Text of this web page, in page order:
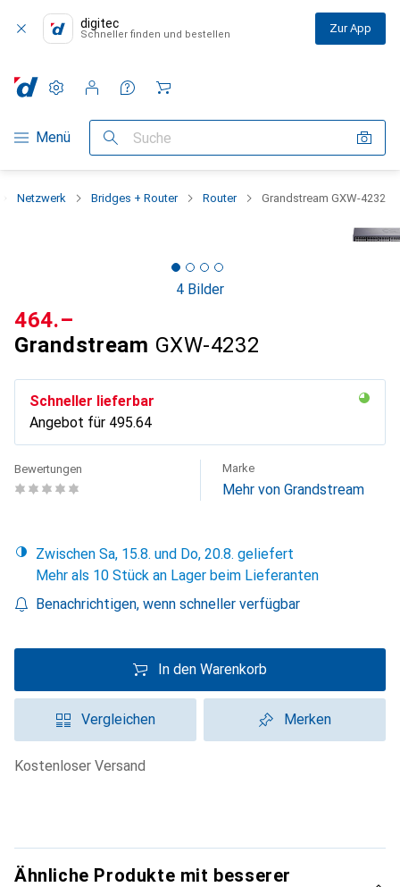
digitec
Schneller finden und bestellen Zur App
Navigation nach Kategorien
Menü Suche
Einstellungen
Kundenkonto
Vergleichslisten
Merklisten
Warenkorb
Netzwerk Bridges + Router Router Grandstream GXW-4232
4 Bilder
Grandstream GXW-4232
CHF
464.–
Schneller lieferbar
Angebot für CHF
495.64
Bewertungen Marke
Mehr von Grandstream
Zwischen Sa, 15.8. und Do, 20.8. geliefert
Mehr als 10 Stück an Lager beim Lieferanten
Benachrichtigen, wenn schneller verfügbar
In den Warenkorb
Vergleichen Merken
kostenloser Versand
Ähnliche Produkte mit besserer